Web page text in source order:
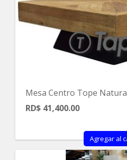
Mesa Centro Tope
RD$ 41,400.00
Agregar al